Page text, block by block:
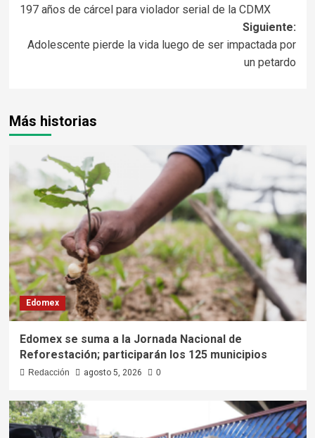
197 años de cárcel para violador serial de la CDMX
Siguiente:
Adolescente pierde la vida luego de ser impactada por
un petardo
Más historias
Edomex
Edomex se suma a la Jornada Nacional de
Reforestación; participarán los 125 municipios
Redacción agosto 5, 2026 0